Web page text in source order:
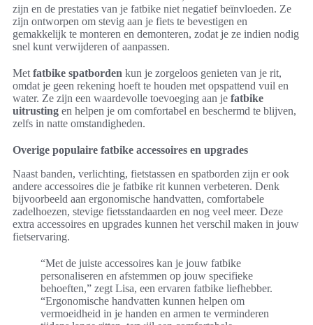
zijn en de prestaties van je fatbike niet negatief beïnvloeden. Ze
zijn ontworpen om stevig aan je fiets te bevestigen en
gemakkelijk te monteren en demonteren, zodat je ze indien nodig
snel kunt verwijderen of aanpassen.
Met fatbike spatborden kun je zorgeloos genieten van je rit,
omdat je geen rekening hoeft te houden met opspattend vuil en
water. Ze zijn een waardevolle toevoeging aan je fatbike
uitrusting en helpen je om comfortabel en beschermd te blijven,
zelfs in natte omstandigheden.
Overige populaire fatbike accessoires en upgrades
Naast banden, verlichting, fietstassen en spatborden zijn er ook
andere accessoires die je fatbike rit kunnen verbeteren. Denk
bijvoorbeeld aan ergonomische handvatten, comfortabele
zadelhoezen, stevige fietsstandaarden en nog veel meer. Deze
extra accessoires en upgrades kunnen het verschil maken in jouw
fietservaring.
“Met de juiste accessoires kan je jouw fatbike
personaliseren en afstemmen op jouw specifieke
behoeften,” zegt Lisa, een ervaren fatbike liefhebber.
“Ergonomische handvatten kunnen helpen om
vermoeidheid in je handen en armen te verminderen